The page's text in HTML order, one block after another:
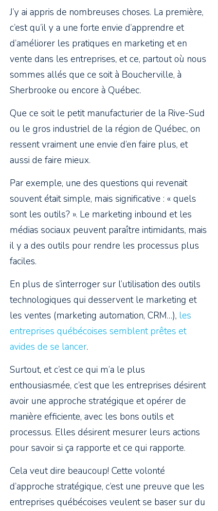
J’y ai appris de nombreuses choses. La première,
c’est qu’il y a une forte envie d’apprendre et
d’améliorer les pratiques en marketing et en
vente dans les entreprises, et ce, partout où nous
sommes allés que ce soit à Boucherville, à
Sherbrooke ou encore à Québec.
Que ce soit le petit manufacturier de la Rive-Sud
ou le gros industriel de la région de Québec, on
ressent vraiment une envie d’en faire plus, et
aussi de faire mieux.
Par exemple, une des questions qui revenait
souvent était simple, mais significative : « quels
sont les outils? ». Le marketing inbound et les
médias sociaux peuvent paraître intimidants, mais
il y a des outils pour rendre les processus plus
faciles.
En plus de s’interroger sur l’utilisation des outils
technologiques qui desservent le marketing et
les ventes (marketing automation, CRM…), les
entreprises québécoises semblent prêtes et
avides de se lancer.
Surtout, et c’est ce qui m’a le plus
enthousiasmée, c’est que les entreprises désirent
avoir une approche stratégique et opérer de
manière efficiente, avec les bons outils et
processus. Elles désirent mesurer leurs actions
pour savoir si ça rapporte et ce qui rapporte.
Cela veut dire beaucoup! Cette volonté
d’approche stratégique, c’est une preuve que les
entreprises québécoises veulent se baser sur du